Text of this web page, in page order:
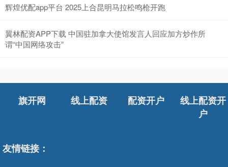
辉煌优配app平台 2025上合昆明马拉松鸣枪开跑
翼林配资APP下载 中国驻加拿大使馆发言人回应加方炒作所
谓“中国网络攻击”
旗开网 线上配资 配资开户
线上配资开
户
友情链接：